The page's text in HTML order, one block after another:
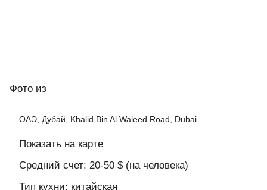
Фото из
ОАЭ, Дубай, Khalid Bin Al Waleed Road, Dubai
Показать на карте
Средний счет: 20-50 $ (на человека)
Тип кухни: китайская